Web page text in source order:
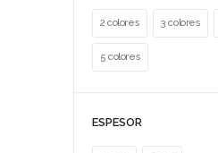
2 colores 3 colores
5 colores
ESPESOR